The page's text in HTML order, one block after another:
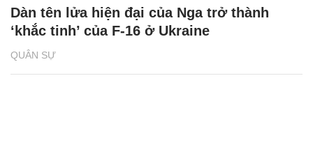
QUÂN SỰ
Dàn tên lửa hiện đại của Nga trở thành
‘khắc tinh’ của F-16 ở Ukraine